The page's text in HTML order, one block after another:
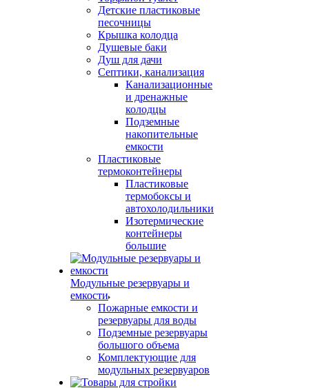
Детские пластиковые
песочницы
Крышка колодца
Душевые баки
Душ для дачи
Септики, канализация
Канализационные
и дренажные
колодцы
Подземные
накопительные
емкости
Пластиковые
термоконтейнеры
Пластиковые
термобоксы и
автохолодильники
Изотермические
контейнеры
большие
Модульные резервуары и
емкости
Пожарные емкости и
резервуары для воды
Подземные резервуары
большого объема
Комплектующие для
модульных резервуаров